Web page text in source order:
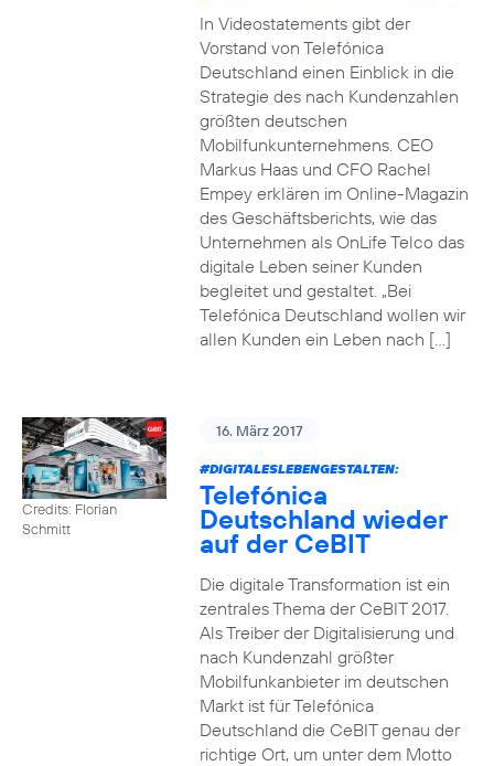
In Videostatements gibt der
Vorstand von Telefónica
Deutschland einen Einblick in die
Strategie des nach Kundenzahlen
größten deutschen
Mobilfunkunternehmens. CEO
Markus Haas und CFO Rachel
Empey erklären im Online-Magazin
des Geschäftsberichts, wie das
Unternehmen als OnLife Telco das
digitale Leben seiner Kunden
begleitet und gestaltet. „Bei
Telefónica Deutschland wollen wir
allen Kunden ein Leben nach […]
Credits: Florian
Schmitt
16. März 2017
#DIGITALESLEBENGESTALTEN:
Telefónica
Deutschland wieder
auf der CeBIT
Die digitale Transformation ist ein
zentrales Thema der CeBIT 2017.
Als Treiber der Digitalisierung und
nach Kundenzahl größter
Mobilfunkanbieter im deutschen
Markt ist für Telefónica
Deutschland die CeBIT genau der
richtige Ort, um unter dem Motto